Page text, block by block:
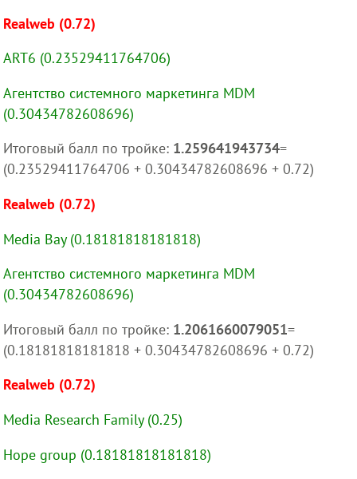
Realweb (0.72)
ART6 (0.23529411764706)
Агентство системного маркетинга MDM
(0.30434782608696)
Итоговый балл по тройке: 1.259641943734=
(0.23529411764706 + 0.30434782608696 + 0.72)
Realweb (0.72)
Media Bay (0.18181818181818)
Агентство системного маркетинга MDM
(0.30434782608696)
Итоговый балл по тройке: 1.2061660079051=
(0.18181818181818 + 0.30434782608696 + 0.72)
Realweb (0.72)
Media Research Family (0.25)
Hope group (0.18181818181818)